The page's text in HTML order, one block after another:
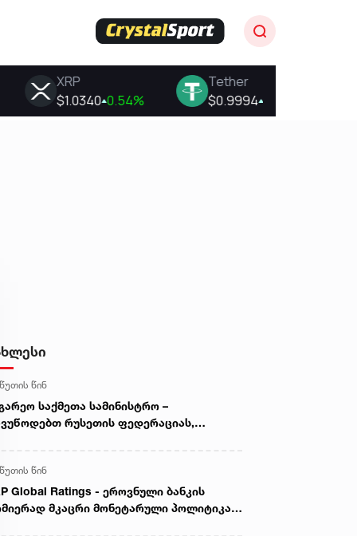
წინ
საქმეთა სამინისტრო –
რუსეთის ფედერაციას,
მიმართული ქმედებები
წინ
Global Ratings - ეროვნული ბანკის
მკაცრი მონეტარული პოლიტიკა